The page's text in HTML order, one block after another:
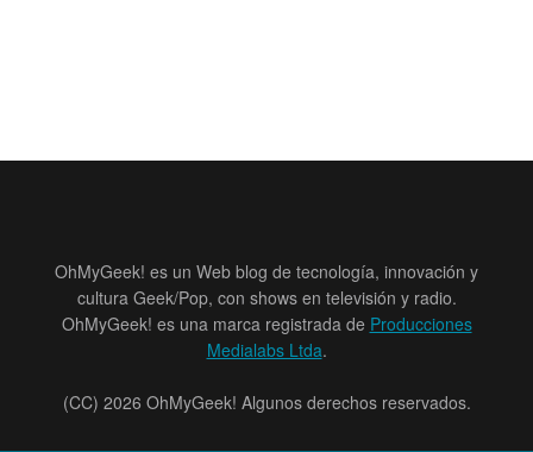
OhMyGeek! es un Web blog de tecnología, innovación y
cultura Geek/Pop, con shows en televisión y radio.
OhMyGeek! es una marca registrada de Producciones
Medialabs Ltda.
(CC) 2026 OhMyGeek! Algunos derechos reservados.